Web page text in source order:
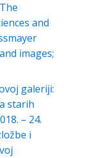
and
images;
galeriji:
starih
– 24.
i